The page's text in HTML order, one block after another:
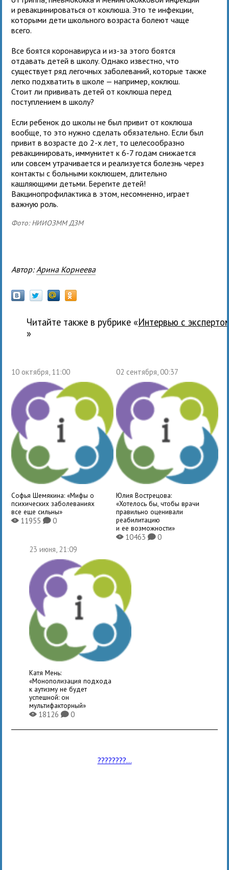
и ревакцинироваться от коклюша. Это те инфекции,
которыми дети школьного возраста болеют чаще
всего.
Все боятся коронавируса и из-за этого боятся
отдавать детей в школу. Однако известно, что
существует ряд легочных заболеваний, которые также
легко подхватить в школе — например, коклюш.
Стоит ли прививать детей от коклюша перед
поступлением в школу?
Если ребенок до школы не был привит от коклюша
вообще, то это нужно сделать обязательно. Если был
привит в возрасте до 2-х лет, то целесообразно
ревакцинировать, иммунитет к 6-7 годам снижается
или совсем утрачивается и реализуется болезнь через
контакты с больными коклюшем, длительно
кашляющими детьми. Берегите детей!
Вакцинопрофилактика в этом, несомненно, играет
важную роль.
Фото: НИИОЗММ ДЗМ
Автор: Арина Корнеева
Читайте также в рубрике «
Интервью с
»
10 октября, 11:00
Софья Шемякина: «Мифы о
психических заболеваниях
все еще сильны»
X11955K0
02 сентября, 00:37
Юлия Вострецова:
«Хотелось бы, чтобы врачи
правильно оценивали
реабилитацию
и ее возможности»
X10463 K0
23 июня, 21:09
Катя Мень:
«Монополизация подхода
к аутизму не будет
успешной: он
мультифакторный»
X18126K0
????????...